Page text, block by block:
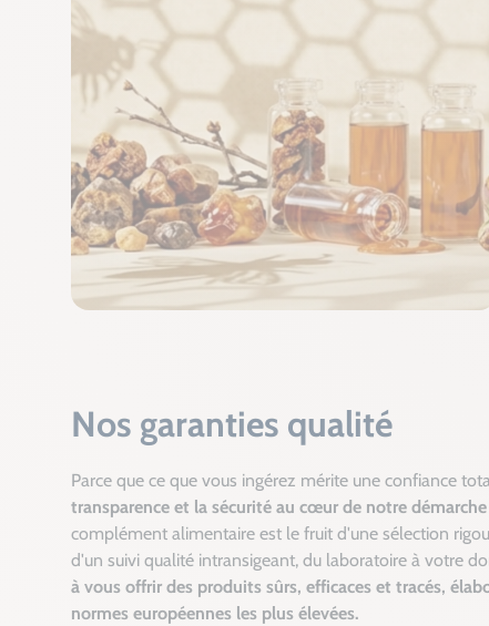
Nos garanties qualité
Parce que ce que vous ingérez mérite une confiance
transparence et la sécurité au cœur de notre
complément alimentaire est le fruit d'une sélection
d'un suivi qualité intransigeant, du laboratoire à votre
à vous offrir des produits sûrs, efficaces et tracés,
normes européennes les plus élevées.